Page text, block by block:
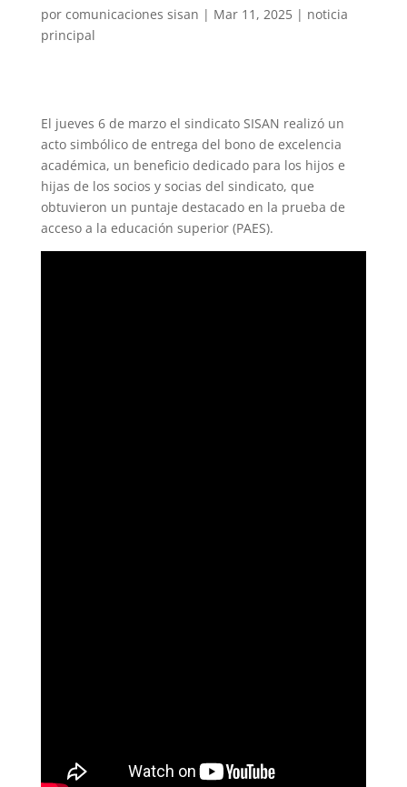
por comunicaciones sisan | Mar 11, 2025| noticia
principal
El jueves 6 de marzo el sindicato SISAN realizó un
acto simbólico de entrega del bono de excelencia
académica, un beneficio dedicado para los hijos e
hijas de los socios y socias del sindicato, que
obtuvieron un puntaje destacado en la prueba de
acceso a la educación superior (PAES).